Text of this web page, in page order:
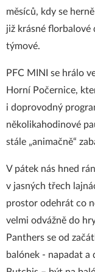
měsíců, kdy se
již krásné florbalové
týmové.
PFC MINI se hrálo
Horní Počernice,
i doprovodný
několikahodinové
stále „animačně“
V pátek nás hned
v jasných třech
prostor odehrát co
velmi odvážně do
Panthers se od
balónek - napadat